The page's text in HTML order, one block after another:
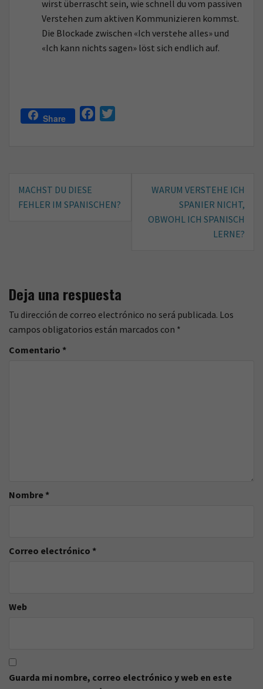
wirst überrascht sein, wie schnell du vom passiven
Verstehen zum aktiven Kommunizieren kommst.
Die Blockade zwischen «Ich verstehe alles» und
«Ich kann nichts sagen» löst sich endlich auf.
Share
o
r
Navegación
de
MACHST DU DIESE
FEHLER IM SPANISCHEN?
WARUM VERSTEHE ICH
SPANIER NICHT,
OBWOHL ICH SPANISCH
LERNE?
Deja una respuesta
Tu dirección de correo electrónico no será publicada. Los
campos obligatorios están marcados con *
Comentario *
Nombre *
Correo electrónico *
Web
Guarda mi nombre, correo electrónico y web en este